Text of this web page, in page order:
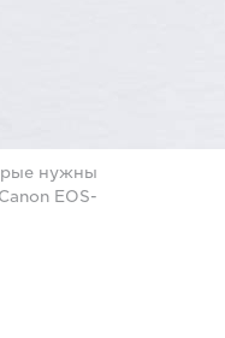
нужны
EOS-